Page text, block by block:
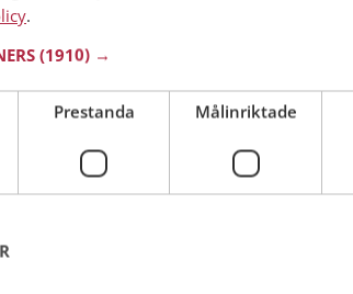
år
sen kan du lära dig allt om Esmail.
du vara medlem på Mötesplatsen och se om
.
(1910) →
Prestanda Målinriktade